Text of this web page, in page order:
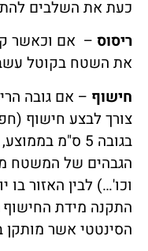
כעת את השלבים
ריסוס – אם וכאשר
את השטח בקוטל
חישוף – אם גובה
צורך לבצע חישוף
בגובה 5 ס"מ
הגבהים של המשטח
וכו'…) לבין האזור
התקנה מידת
הסינטטי אשר מותקן